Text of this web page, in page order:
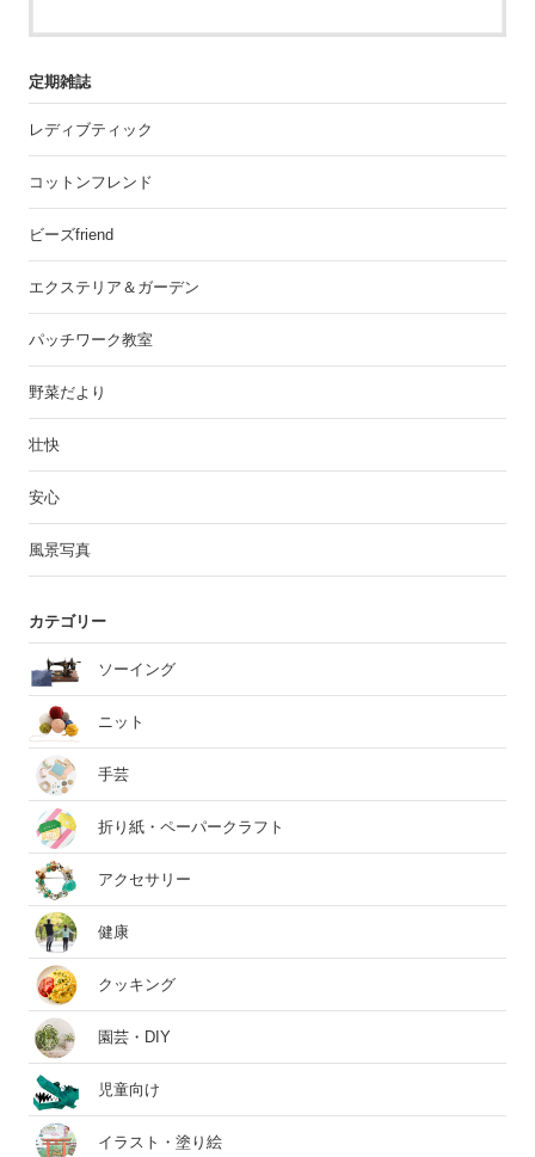
定期雑誌
レディブティック
コットンフレンド
ビーズfriend
エクステリア＆ガーデン
パッチワーク教室
野菜だより
壮快
安心
風景写真
カテゴリー
ソーイング
ニット
手芸
折り紙・ペーパークラフト
アクセサリー
健康
クッキング
園芸・DIY
児童向け
イラスト・塗り絵